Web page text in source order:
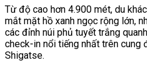
Từ độ cao hơn 4.900 mét, du
mắt mặt hồ xanh ngọc rộng lớn,
các đỉnh núi phủ tuyết trắng
check-in nổi tiếng nhất trên cung
Shigatse.